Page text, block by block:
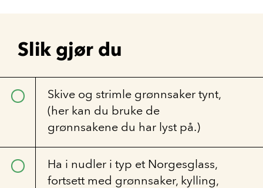
Slik gjør du
Skive og strimle grønnsaker tynt,
(her kan du bruke de
grønnsakene du har lyst på.)
Ha i nudler i typ et Norgesglass,
fortsett med grønnsaker, kylling,